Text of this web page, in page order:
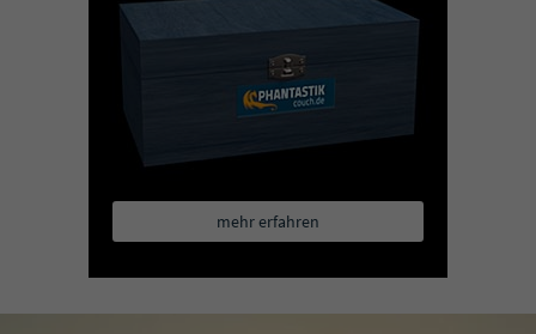
mehr erfahren